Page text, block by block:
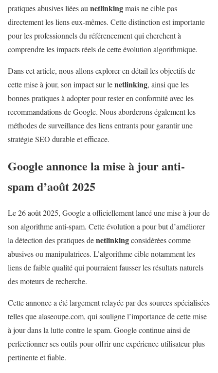
pratiques abusives liées au netlinkingmais ne cible pas
directement les liens eux-mêmes. Cette distinction est importante
pour les professionnels du référencement qui cherchent à
comprendre les impacts réels de cette évolution algorithmique.
Dans cet article, nous allons explorer en détail les objectifs de
cette mise à jour, son impact sur lenetlinking, ainsi que les
bonnes pratiques à adopter pour rester en conformité avec les
recommandations de Google. Nous aborderons également les
méthodes de surveillance des liens entrants pour garantir une
stratégie SEO durable et efficace.
Google annonce la mise à jour anti-
spam d’août 2025
Le 26 août 2025, Google a officiellement lancé une mise à jour de
son algorithme anti-spam. Cette évolution a pour but d’améliorer
la détection des pratiques denetlinkingconsidérées comme
abusives ou manipulatrices. L’algorithme cible notamment les
liens de faible qualité qui pourraient fausser les résultats naturels
des moteurs de recherche.
Cette annonce a été largement relayée par des sources spécialisées
telles que alaseoupe.com, qui souligne l’importance de cette mise
à jour dans la lutte contre le spam. Google continue ainsi de
perfectionner ses outils pour offrir une expérience utilisateur plus
pertinente et fiable.